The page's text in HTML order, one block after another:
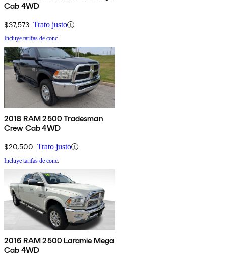
Cab 4WD
$37,573 Trato justo
Incluye tarifas de conc.
2018 RAM 2500 Tradesman
Crew Cab 4WD
$20,500 Trato justo
Incluye tarifas de conc.
2016 RAM 2500 Laramie Mega
Cab 4WD